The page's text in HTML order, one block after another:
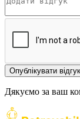
Опублікувати відгук
Дякуємо за ваш